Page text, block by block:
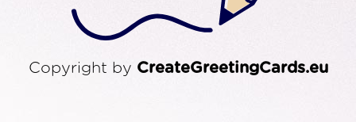
Copyright by CreateGreetingCards.eu